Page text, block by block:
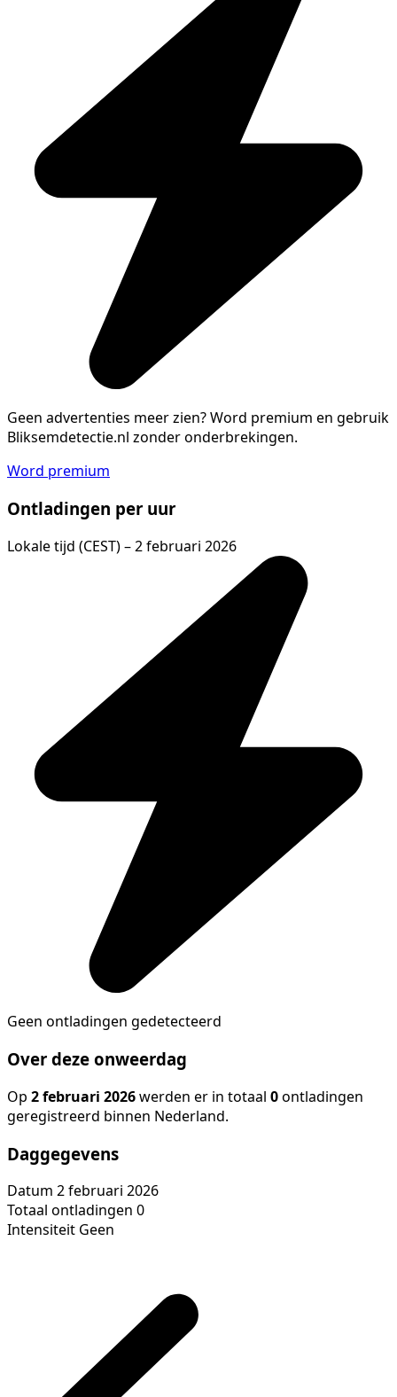
Geen advertenties meer zien?Word premium en gebruik
Bliksemdetectie.nl zonder onderbrekingen.
Word premium
Ontladingen per uur
Lokale tijd (CEST) – 2 februari 2026
Geen ontladingen gedetecteerd
Over deze onweerdag
Op 2 februari 2026werden er in totaal 0ontladingen
geregistreerd binnen Nederland.
Daggegevens
Datum 2 februari 2026
Totaal ontladingen 0
Intensiteit Geen